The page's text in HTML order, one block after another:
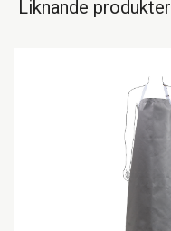
Liknande produkter